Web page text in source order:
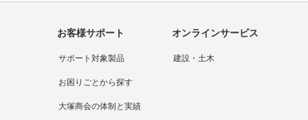
お客様サポート
サポート対象製品
お困りごとから探す
大塚商会の体制と実績
オンラインサービス
建設・土木